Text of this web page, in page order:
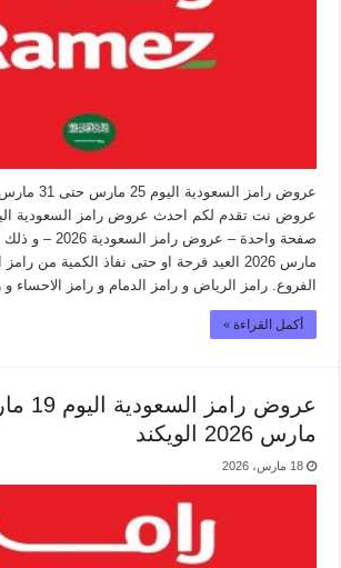
عروض نت تقدم لكم احدث عروض رامز السعودية
مارس 2026 العيد فرحة او حتى نفاذ الكمية من
الفروع. رامز الرياض و رامز الدمام و رامز الاحساء
أكمل القراءة »
مارس 2026 الويكند
18 مارس، 2026